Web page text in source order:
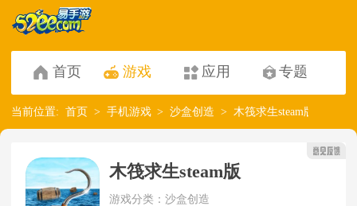
首页 游戏 应用 专题
当前位置: 首页 手机游戏 沙盒创造 木筏求生steam版
木筏求生steam版
游戏分类：沙盒创造